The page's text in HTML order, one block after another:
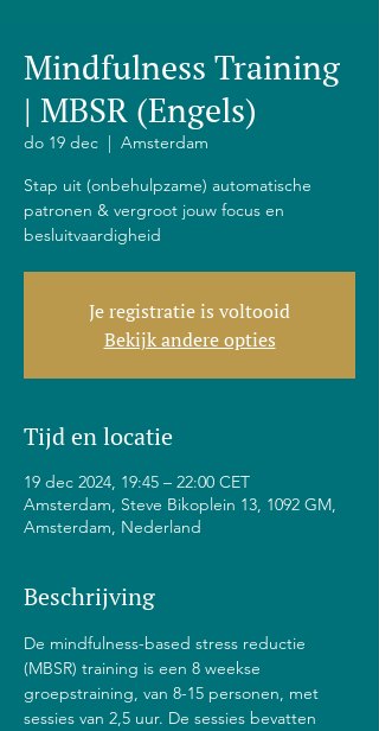
Mindfulness Training
| MBSR (Engels)
do 19 dec
  |
Amsterdam
Stap uit (onbehulpzame) automatische
patronen & vergroot jouw focus en
besluitvaardigheid
Je registratie is voltooid
Bekijk andere opties
Tijd en locatie
19 dec 2024, 19:45 – 22:00 CET
Amsterdam, Steve Bikoplein 13, 1092 GM,
Amsterdam, Nederland
Beschrijving
De mindfulness-based stress reductie
(MBSR) training is een 8 weekse
groepstraining, van 8-15 personen, met
sessies van 2,5 uur. De sessies bevatten